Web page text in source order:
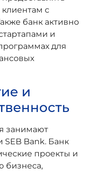
с
банк активно
и
для
и
занимают
SEB Bank. Банк
проекты и
бизнеса,